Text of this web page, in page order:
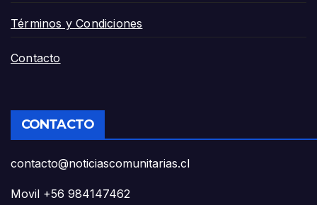
Términos y Condiciones
Contacto
CONTACTO
contacto@noticiascomunitarias.cl
Movil +56 984147462